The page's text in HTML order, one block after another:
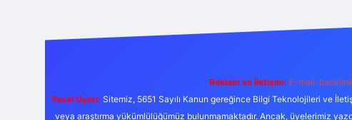
Reklam ve İletişim: E-mail:
Yasal Uyarı: Sitemiz, 5651 Sayılı Kanun gereğince Bilgi Teknolojileri ve
veya araştırma yükümlülüğümüz bulunmamaktadır. Ancak, üyelerimiz